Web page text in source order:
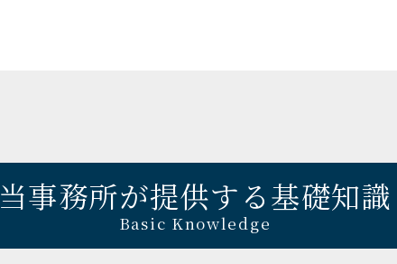
当事務所が提供する基礎知識
Basic Knowledge